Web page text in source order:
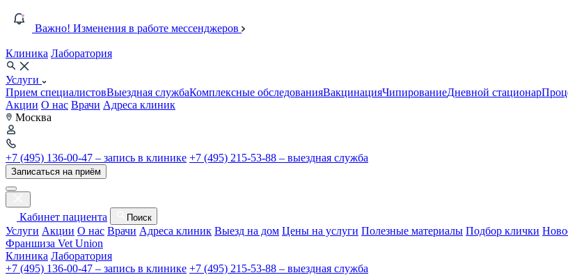
Важно! Изменения в работе мессенджеров
Клиника Лаборатория
Услуги
Прием специалистовВыездная службаКомплексные обследованияВакцинацияЧипированиеДневной стационар
Акции О нас Врачи Адреса клиник
Москва
+7 (495) 136-00-47 – запись в клинике +7 (495) 215-53-88 – выездная служба
Записаться на приём
Кабинет пациента Поиск
Услуги Акции О нас Врачи Адреса клиник Выезд на дом Цены на услуги Полезные материалы Подбор клички
Франшиза Vet Union
Клиника Лаборатория
+7 (495) 136-00-47 – запись в клинике +7 (495) 215-53-88 – выездная служба